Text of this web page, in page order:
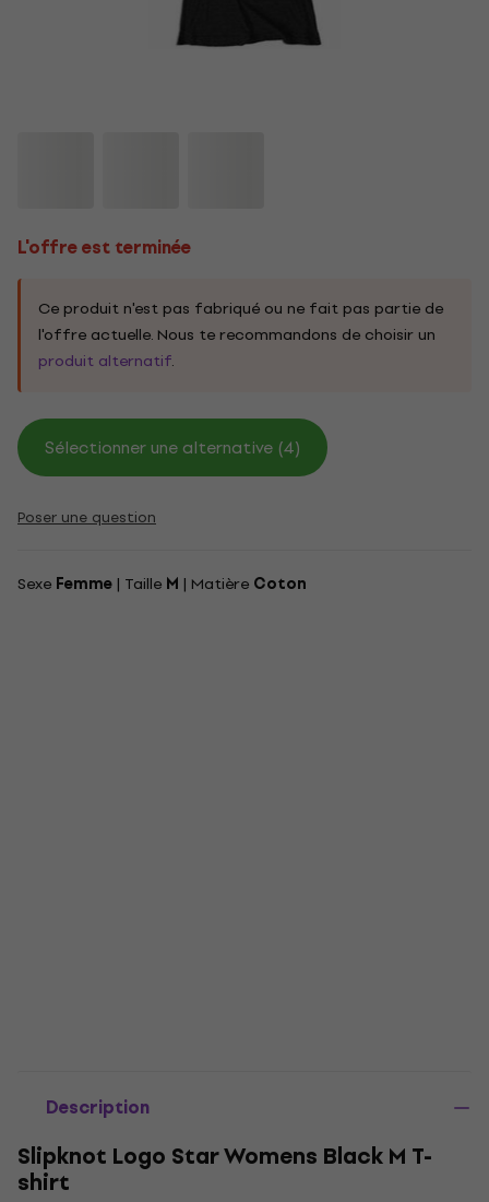
L'offre est terminée
Ce produit n'est pas fabriqué ou ne fait pas partie de
l'offre actuelle. Nous te recommandons de choisir un
produit alternatif.
Sélectionner une alternative (4)
Poser une question
Sexe Femme | Taille M | Matière Coton
Description
Slipknot Logo Star Womens Black M T-
shirt